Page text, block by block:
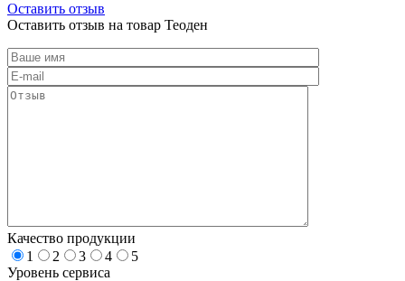
Оставить отзыв
Оставить отзыв на товар Теоден
Качество продукции
1
2 3 4
5
Уровень сервиса